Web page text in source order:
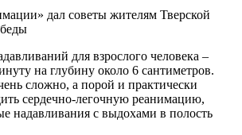
для взрослого человека –
на глубину около 6 сантиметров.
сложно, а порой и практически
сердечно-легочную реанимацию,
надавливания с выдохами в полость